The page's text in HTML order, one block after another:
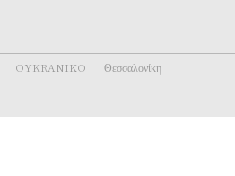
OYKRANIKO Θεσσαλονίκη